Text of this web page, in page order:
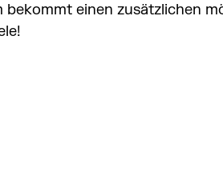
einen zusätzlichen